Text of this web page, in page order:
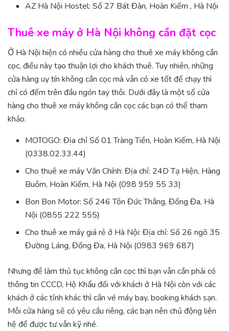
AZ Hà Nội Hostel: Số 27 Bát Đàn, Hoàn Kiếm , Hà Nội
Thuê xe máy ở Hà Nội không cần đặt cọc
Ở Hà Nội hiện có nhiều cửa hàng cho thuê xe máy không cần
cọc, điều này tạo thuận lợi cho khách thuê. Tuy nhiên, những
cửa hàng uy tín không cần cọc mà vẫn có xe tốt để chạy thì
chỉ có đếm trên đầu ngón tay thôi. Dưới đây là một số cửa
hàng cho thuê xe máy không cần cọc các bạn có thể tham
khảo.
MOTOGO: Địa chỉ Số 01 Tràng Tiền, Hoàn Kiếm, Hà Nội
(0338.02.33.44)
Cho thuê xe máy Văn Chính: Địa chỉ: 24D Tạ Hiện, Hàng
Buồm, Hoàn Kiếm, Hà Nội (098 959 55 33)
Bon Bon Motor: Số 246 Tôn Đức Thắng, Đống Đa, Hà
Nội (0855 222 555)
Cho thuê xe máy giá rẻ ở Hà Nội: Địa chỉ: Số 26 ngõ 35
Đường Láng, Đống Đa, Hà Nội (0983 969 687)
Nhưng để làm thủ tục không cần cọc thì bạn vẫn cần phải có
thông tin CCCD, Hộ Khẩu đối với khách ở Hà Nội còn với các
khách ở các tỉnh khác thì cần vé máy bay, booking khách sạn.
Mỗi cửa hàng sẽ có yêu cầu riêng, các bạn nên chủ động liên
hệ để được tư vẫn kỹ nhé.